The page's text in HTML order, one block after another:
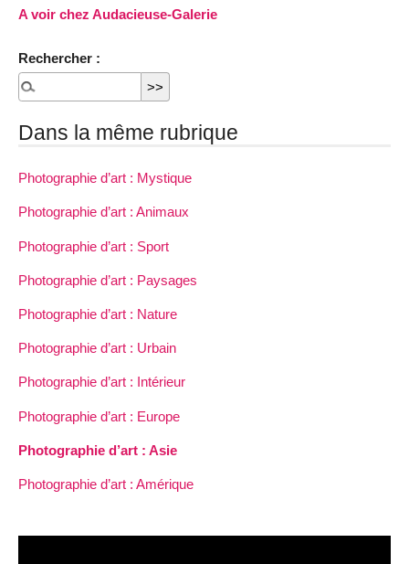
A voir chez Audacieuse-Galerie
Rechercher :
Dans la même rubrique
Photographie d’art : Mystique
Photographie d’art : Animaux
Photographie d’art : Sport
Photographie d’art : Paysages
Photographie d’art : Nature
Photographie d’art : Urbain
Photographie d’art : Intérieur
Photographie d’art : Europe
Photographie d’art : Asie
Photographie d’art : Amérique